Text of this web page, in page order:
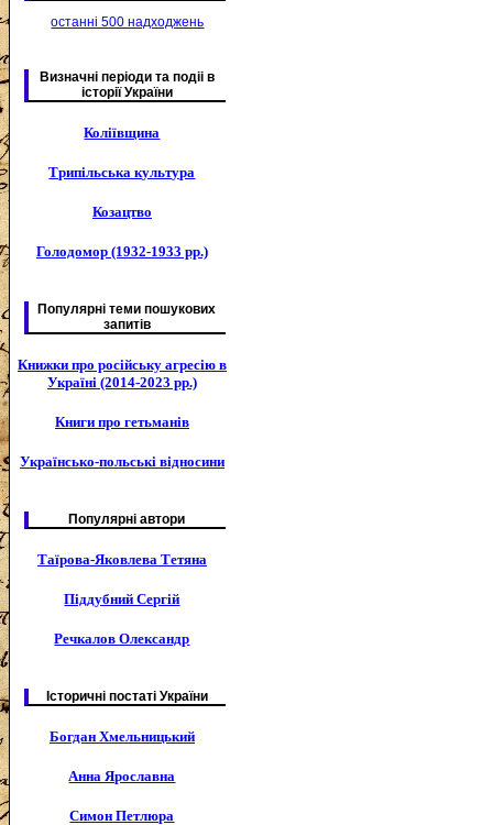
останні 500 надходжень
Визначні періоди та подіі в
історії України
Коліївщина
Трипільська культура
Козацтво
Голодомор (1932-1933 рр.)
Популярні теми пошукових
запитів
Книжки про російську агресію в
Україні (2014-2023 рр.)
Книги про гетьманів
Українсько-польські відносини
Популярні автори
Таїрова-Яковлева Тетяна
Піддубний Сергій
Речкалов Олександр
Історичні постаті України
Богдан Хмельницький
Анна Ярославна
Симон Петлюра